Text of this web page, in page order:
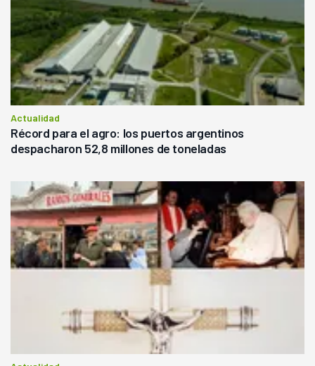
Actualidad
Récord para el agro: los puertos argentinos
despacharon 52,8 millones de toneladas